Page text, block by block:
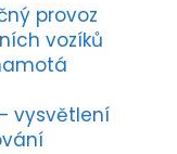
provoz
vozíků
vysvětlení